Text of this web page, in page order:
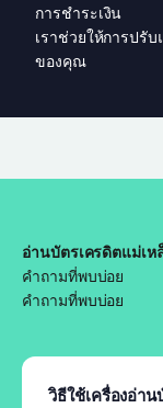
การชำระเงิน
เราช่วยให้การปรับ
ของคุณ
อ่านบัตรเครดิตแม่เห
คำถามที่พบบ่อย
คำถามที่พบบ่อย
วิธีใช้เครื่องอ่า